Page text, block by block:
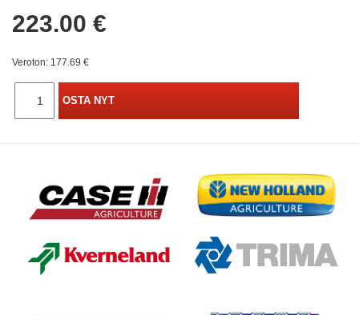
223.00 €
Veroton: 177.69 €
OSTA NYT